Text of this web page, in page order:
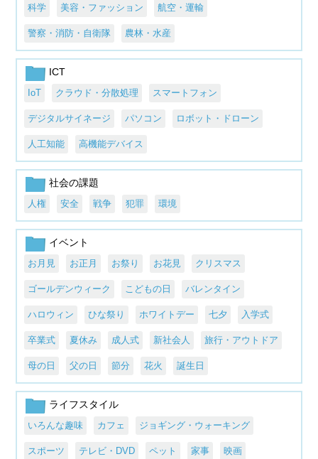
科学 美容・ファッション 航空・運輸
警察・消防・自衛隊 農林・水産
ICT
IoT クラウド・分散処理 スマートフォン
デジタルサイネージ パソコン ロボット・ドローン
人工知能 高機能デバイス
社会の課題
人権 安全 戦争 犯罪 環境
イベント
お月見 お正月 お祭り お花見 クリスマス
ゴールデンウィーク こどもの日 バレンタイン
ハロウィン ひな祭り ホワイトデー 七夕 入学式
卒業式 夏休み 成人式 新社会人 旅行・アウトドア
母の日 父の日 節分 花火 誕生日
ライフスタイル
いろんな趣味 カフェ ジョギング・ウォーキング
スポーツ テレビ・DVD ペット 家事 映画